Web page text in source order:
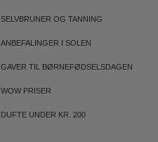
SELVBRUNER OG TANNING
ANBEFALINGER I SOLEN
GAVER TIL BØRNEFØDSELSDAGEN
WOW PRISER
DUFTE UNDER KR. 200